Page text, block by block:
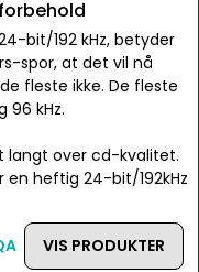
bit/192 kHz, betyder
spor, at det vil nå
fleste ikke. De fleste
96 kHz.
over cd-kvalitet.
en heftig 24-bit/192kHz
VIS PRODUKTER